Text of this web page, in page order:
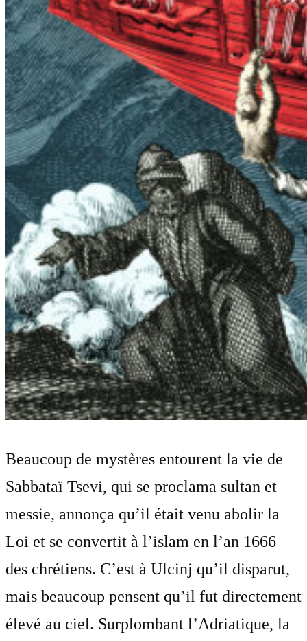
Beaucoup de mystères entourent la vie de
Sabbataï Tsevi, qui se proclama sultan et
messie, annonça qu’il était venu abolir la
Loi et se convertit à l’islam en l’an 1666
des chrétiens. C’est à Ulcinj qu’il disparut,
mais beaucoup pensent qu’il fut directement
élevé au ciel. Surplombant l’Adriatique, la